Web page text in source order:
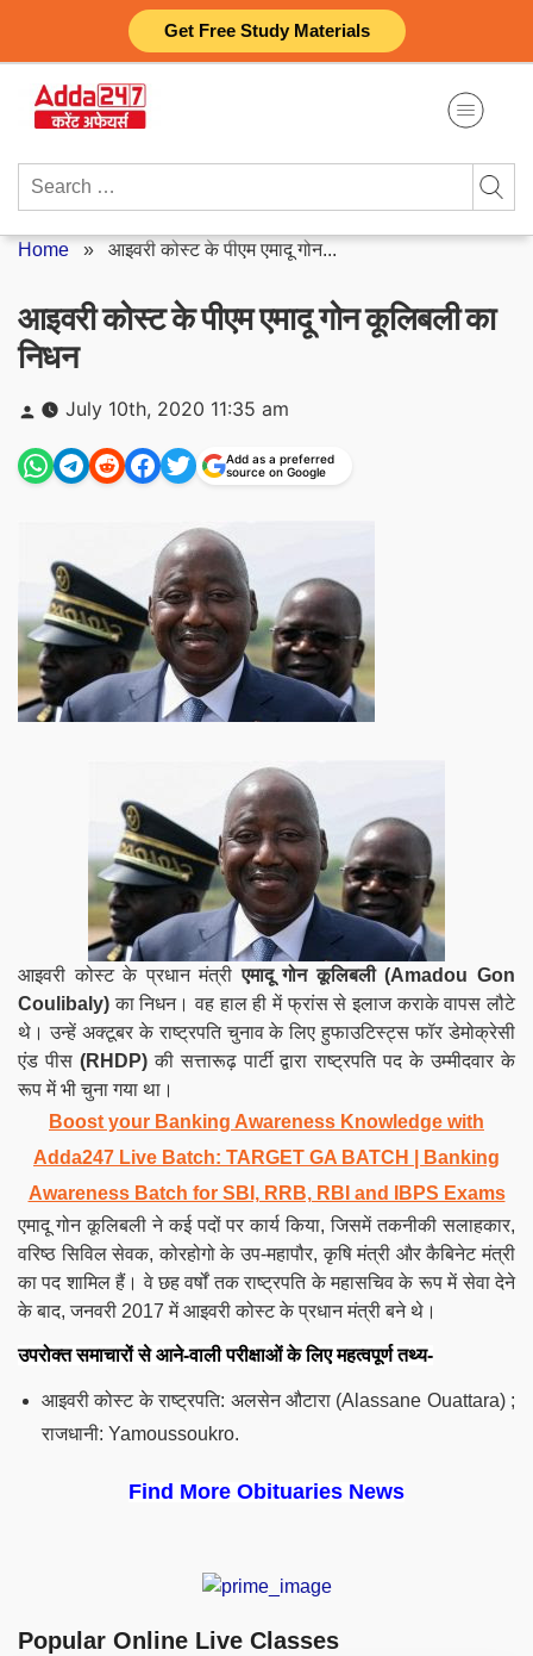
Get Free Study Materials
content
Search
Home » आइवरी कोस्ट के पीएम एमादू गोन...
आइवरी कोस्ट के पीएम एमादू गोन कूलिबली का
निधन
Posted
by
July 10th, 2020 11:35 am
Add as a preferred
source on Google
आइवरी कोस्ट के प्रधान मंत्रीएमादू गोन कूलिबली (Amadou Gon
Coulibaly)का निधन। वह हाल ही में फ्रांस से इलाज कराके वापस लौटे
थे। उन्हें अक्टूबर के राष्ट्रपति चुनाव के लिए हुफाउटिस्ट्स फॉर डेमोक्रेसी
एंड पीस (RHDP)की सत्तारूढ़ पार्टी द्वारा राष्ट्रपति पद के उम्मीदवार के
रूप में भी चुना गया था।
Boost your Banking Awareness Knowledge with
Adda247 Live Batch: TARGET GA BATCH
| Banking
Awareness Batch for SBI, RRB, RBI and IBPS Exams
एमादू गोन कूलिबली ने कई पदों पर कार्य किया, जिसमें तकनीकी सलाहकार,
वरिष्ठ सिविल सेवक, कोरहोगो के उप-महापौर, कृषि मंत्री और कैबिनेट मंत्री
का पद शामिल हैं। वे छह वर्षों तक राष्ट्रपति के महासचिव के रूप में सेवा देने
के बाद, जनवरी 2017 में आइवरी कोस्ट के प्रधान मंत्री बने थे।
उपरोक्त समाचारों से आने-वाली परीक्षाओं के लिए महत्वपूर्ण तथ्य-
आइवरी कोस्ट के राष्ट्रपति: अलसेन औटारा (Alassane Ouattara) ;
राजधानी: Yamoussoukro.
Find More Obituaries News
Popular Online Live Classes